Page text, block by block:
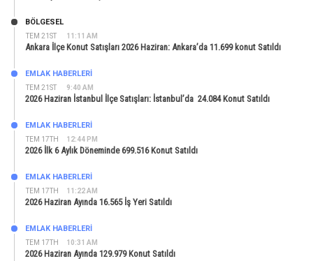
TEM 21ST 11:11 AM
BÖLGESEL
Ankara İlçe Konut Satışları 2026 Haziran: Ankara’da 11.699 konut Satıldı
TEM 21ST 9:40 AM
EMLAK HABERLERI
2026 Haziran İstanbul İlçe Satışları: İstanbul’da 24.084 Konut Satıldı
TEM 17TH 12:44 PM
EMLAK HABERLERI
2026 İlk 6 Aylık Döneminde 699.516 Konut Satıldı
TEM 17TH 11:22 AM
EMLAK HABERLERI
2026 Haziran Ayında 16.565 İş Yeri Satıldı
TEM 17TH 10:31 AM
EMLAK HABERLERI
2026 Haziran Ayında 129.979 Konut Satıldı